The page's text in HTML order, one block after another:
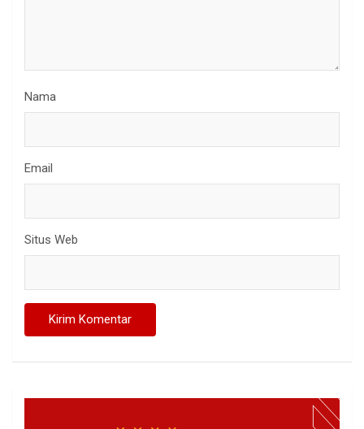
Nama
Email
Situs Web